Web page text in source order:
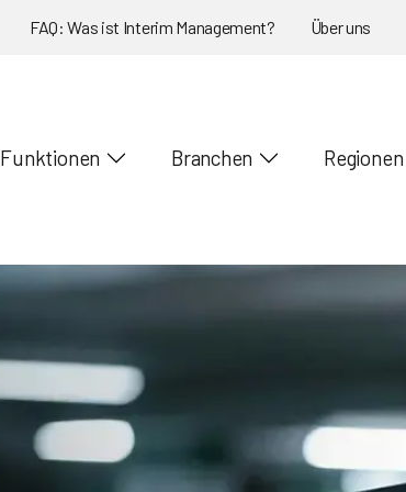
FAQ: Was ist Interim Management? Über uns
Funktionen Branchen Regionen